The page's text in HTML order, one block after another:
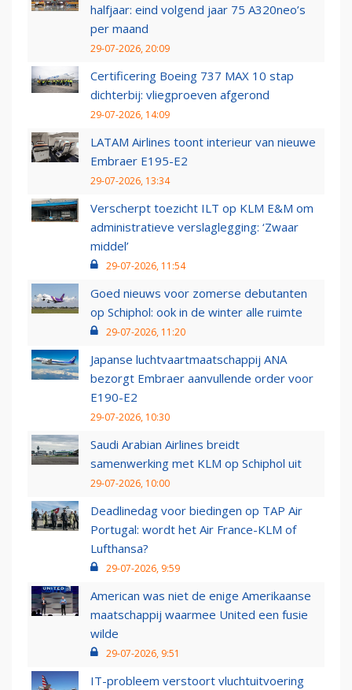
halfjaar: eind volgend jaar 75 A320neo’s
per maand
29-07-2026, 20:09
Certificering Boeing 737 MAX 10 stap
dichterbij: vliegproeven afgerond
29-07-2026, 14:09
LATAM Airlines toont interieur van nieuwe
Embraer E195-E2
29-07-2026, 13:34
Verscherpt toezicht ILT op KLM E&M om
administratieve verslaglegging: ‘Zwaar
middel’
29-07-2026, 11:54
Goed nieuws voor zomerse debutanten
op Schiphol: ook in de winter alle ruimte
29-07-2026, 11:20
Japanse luchtvaartmaatschappij ANA
bezorgt Embraer aanvullende order voor
E190-E2
29-07-2026, 10:30
Saudi Arabian Airlines breidt
samenwerking met KLM op Schiphol uit
29-07-2026, 10:00
Deadlinedag voor biedingen op TAP Air
Portugal: wordt het Air France-KLM of
Lufthansa?
29-07-2026, 9:59
American was niet de enige Amerikaanse
maatschappij waarmee United een fusie
wilde
29-07-2026, 9:51
IT-probleem verstoort vluchtuitvoering